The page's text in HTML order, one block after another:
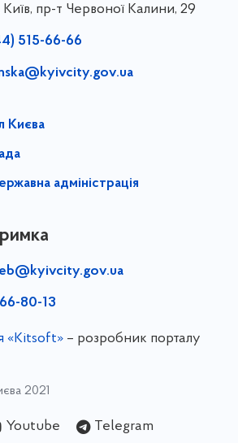
пр-т Червоної Калини, 29
515-66-66
Києва
адміністрація
80-13
«Kitsoft»– розробник порталу
2021
Youtube
Telegram